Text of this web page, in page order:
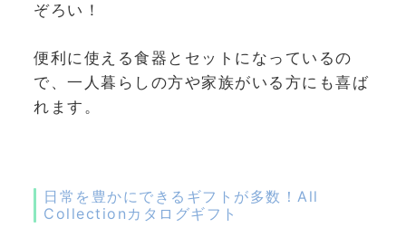
ぞろい！
便利に使える食器とセットになっているの
で、一人暮らしの方や家族がいる方にも喜ば
れます。
日常を豊かにできるギフトが多数！All
Collectionカタログギフト